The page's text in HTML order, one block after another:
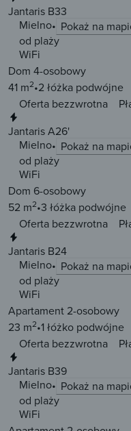
Jantaris B33
Mielno
Pokaż na
od plaży
WiFi
Dom 4-osobowy
41 m2 2 łóżka podwójne
Oferta bezzwrotna
Jantaris A26'
Mielno
Pokaż na
od plaży
WiFi
Dom 6-osobowy
52 m2 3 łóżka podwójne
Oferta bezzwrotna
Jantaris B24
Mielno
Pokaż na
od plaży
WiFi
Apartament 2-osobowy
23 m2 1 łóżko podwójne
Oferta bezzwrotna
Jantaris B39
Mielno
Pokaż na
od plaży
WiFi